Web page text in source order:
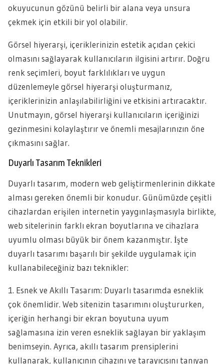
okuyucunun gözünü belirli bir alana veya unsura
çekmek için etkili bir yol olabilir.
Görsel hiyerarşi, içeriklerinizin estetik açıdan çekici
olmasını sağlayarak kullanıcıların ilgisini artırır. Doğru
renk seçimleri, boyut farklılıkları ve uygun
düzenlemeyle görsel hiyerarşi oluşturmanız,
içeriklerinizin anlaşılabilirliğini ve etkisini artıracaktır.
Unutmayın, görsel hiyerarşi kullanıcıların içeriğinizi
gezinmesini kolaylaştırır ve önemli mesajlarınızın öne
çıkmasını sağlar.
Duyarlı Tasarım Teknikleri
Duyarlı tasarım, modern web geliştirmenlerinin dikkate
alması gereken önemli bir konudur. Günümüzde çeşitli
cihazlardan erişilen internetin yaygınlaşmasıyla birlikte,
web sitelerinin farklı ekran boyutlarına ve cihazlara
uyumlu olması büyük bir önem kazanmıştır. İşte
duyarlı tasarımı başarılı bir şekilde uygulamak için
kullanabileceğiniz bazı teknikler:
1. Esnek ve Akıllı Tasarım: Duyarlı tasarımda esneklik
çok önemlidir. Web sitenizin tasarımını oluştururken,
içeriğin herhangi bir ekran boyutuna uyum
sağlamasına izin veren esneklik sağlayan bir yaklaşım
benimseyin. Ayrıca, akıllı tasarım prensiplerini
kullanarak, kullanıcının cihazını ve tarayıcısını tanıyan